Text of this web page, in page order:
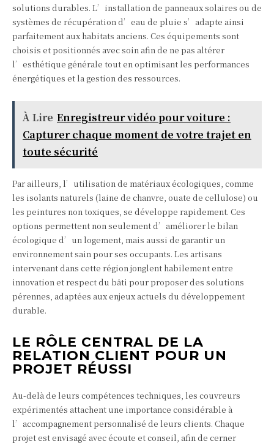
solutions durables. L’installation de panneaux solaires ou de
systèmes de récupération d’eau de pluie s’adapte ainsi
parfaitement aux habitats anciens. Ces équipements sont
choisis et positionnés avec soin afin de ne pas altérer
l’esthétique générale tout en optimisant les performances
énergétiques et la gestion des ressources.
À Lire Enregistreur vidéo pour voiture :
Capturer chaque moment de votre trajet en
toute sécurité
Par ailleurs, l’utilisation de matériaux écologiques, comme
les isolants naturels (laine de chanvre, ouate de cellulose) ou
les peintures non toxiques, se développe rapidement. Ces
options permettent non seulement d’améliorer le bilan
écologique d’un logement, mais aussi de garantir un
environnement sain pour ses occupants. Les artisans
intervenant dans cette région jonglent habilement entre
innovation et respect du bâti pour proposer des solutions
pérennes, adaptées aux enjeux actuels du développement
durable.
LE RÔLE CENTRAL DE LA
RELATION CLIENT POUR UN
PROJET RÉUSSI
Au-delà de leurs compétences techniques, les couvreurs
expérimentés attachent une importance considérable à
l’accompagnement personnalisé de leurs clients. Chaque
projet est envisagé avec écoute et conseil, afin de cerner